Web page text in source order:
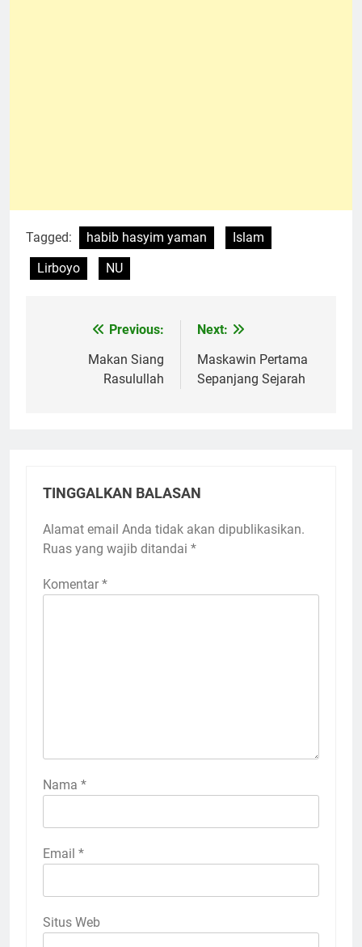
Tagged: habib hasyim yaman
Islam
Lirboyo
NU
NavigasiPrevious:
Makan Siang
Rasulullah
Next:
Maskawin Pertama
Sepanjang Sejarah
TINGGALKAN BALASAN
Alamat email Anda tidak akan dipublikasikan.
Ruas yang wajib ditandai *
Komentar *
Nama *
Email *
Situs Web